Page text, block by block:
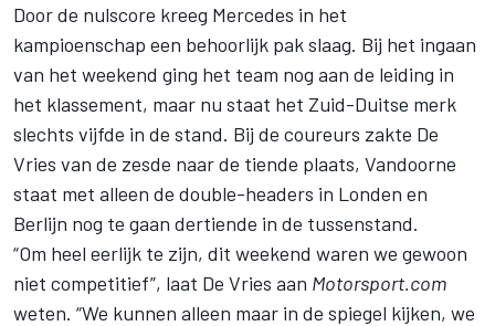
Door de nulscore kreeg Mercedes in het
kampioenschap een behoorlijk pak slaag. Bij het ingaan
van het weekend ging het team nog aan de leiding in
het klassement, maar nu staat het Zuid-Duitse merk
slechts vijfde in de stand. Bij de coureurs zakte De
Vries van de zesde naar de tiende plaats, Vandoorne
staat met alleen de double-headers in Londen en
Berlijn nog te gaan dertiende in de tussenstand.
“Om heel eerlijk te zijn, dit weekend waren we gewoon
niet competitief”, laat De Vries aan Motorsport.com
weten. “We kunnen alleen maar in de spiegel kijken, we